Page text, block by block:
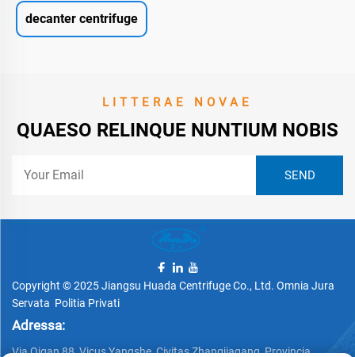
decanter centrifuge
LITTERAE NOVAE
QUAESO RELINQUE NUNTIUM NOBIS
Copyright © 2025 Jiangsu Huada Centrifuge Co., Ltd. Omnia Jura
Servata Politia Privati
Adressa:
Via Qigan 88, Vicus Yangshe, Civitas Zhangjiagang, Provincia